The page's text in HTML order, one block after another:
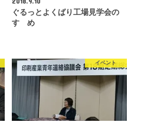
ぐるっとよくばり工場見学会の
すゝめ
イベント